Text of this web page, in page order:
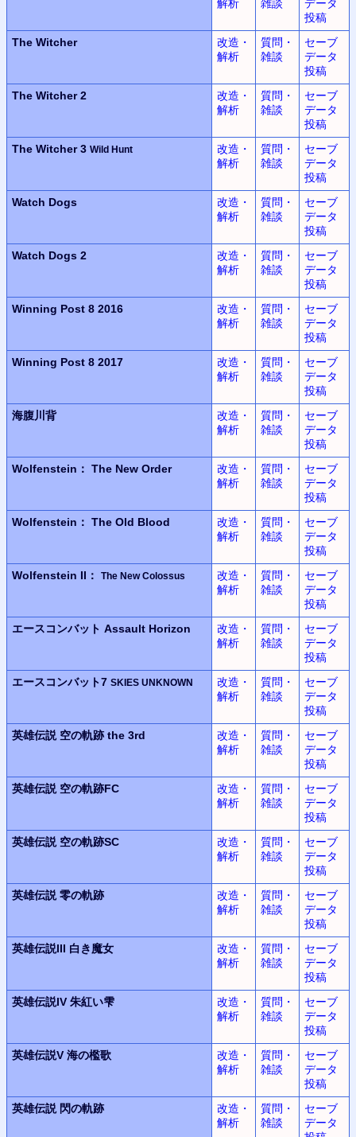
解析 雑談
データ
投稿
The Witcher
改造・
解析
質問・
雑談
セーブ
データ
投稿
The Witcher 2
改造・
解析
質問・
雑談
セーブ
データ
投稿
The Witcher 3 Wild Hunt
改造・
解析
質問・
雑談
セーブ
データ
投稿
Watch Dogs
改造・
解析
質問・
雑談
セーブ
データ
投稿
Watch Dogs 2
改造・
解析
質問・
雑談
セーブ
データ
投稿
Winning Post 8 2016
改造・
解析
質問・
雑談
セーブ
データ
投稿
Winning Post 8 2017
改造・
解析
質問・
雑談
セーブ
データ
投稿
海腹川背
改造・
解析
質問・
雑談
セーブ
データ
投稿
Wolfenstein： The New Order
改造・
解析
質問・
雑談
セーブ
データ
投稿
Wolfenstein： The Old Blood
改造・
解析
質問・
雑談
セーブ
データ
投稿
Wolfenstein II：
The New Colossus
改造・
解析
質問・
雑談
セーブ
データ
投稿
エースコンバット Assault Horizon
改造・
解析
質問・
雑談
セーブ
データ
投稿
エースコンバット7 SKIES UNKNOWN
改造・
解析
質問・
雑談
セーブ
データ
投稿
英雄伝説 空の軌跡 the 3rd
改造・
解析
質問・
雑談
セーブ
データ
投稿
英雄伝説 空の軌跡FC
改造・
解析
質問・
雑談
セーブ
データ
投稿
英雄伝説 空の軌跡SC
改造・
解析
質問・
雑談
セーブ
データ
投稿
英雄伝説 零の軌跡
改造・
解析
質問・
雑談
セーブ
データ
投稿
英雄伝説III 白き魔女
改造・
解析
質問・
雑談
セーブ
データ
投稿
英雄伝説IV 朱紅い雫
改造・
解析
質問・
雑談
セーブ
データ
投稿
英雄伝説V 海の檻歌
改造・
解析
質問・
雑談
セーブ
データ
投稿
英雄伝説 閃の軌跡
改造・
解析
質問・
雑談
セーブ
データ